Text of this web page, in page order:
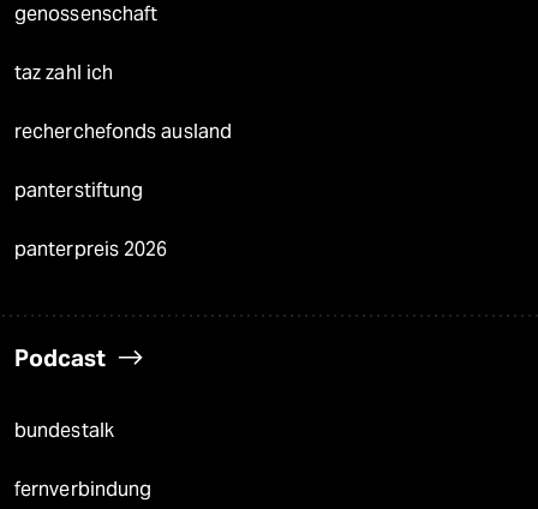
genossenschaft
taz zahl ich
recherchefonds ausland
panterstiftung
panterpreis 2026
Podcast
bundestalk
fernverbindung